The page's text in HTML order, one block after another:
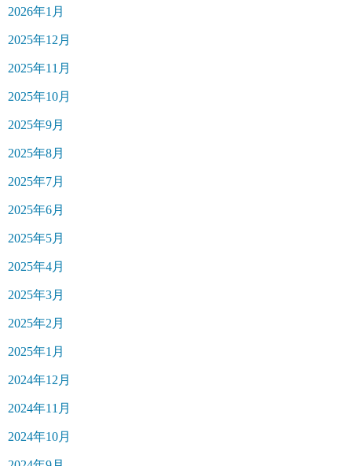
2026年1月
2025年12月
2025年11月
2025年10月
2025年9月
2025年8月
2025年7月
2025年6月
2025年5月
2025年4月
2025年3月
2025年2月
2025年1月
2024年12月
2024年11月
2024年10月